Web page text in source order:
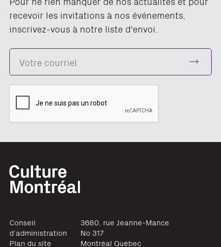
recevoir les invitations à nos événements,
inscrivez-vous à notre liste d'envoi.
Conseil
d’administration
Plan du site
3680, rue Jeanne-Mance
No 317
Montréal Québec